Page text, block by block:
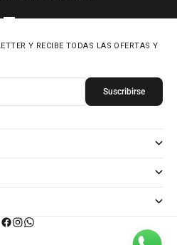
Y RECIBE TODAS LAS OFERTAS Y
Suscribirse